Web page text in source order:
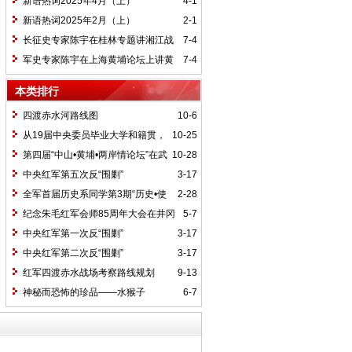
2-1
新语热词2025年2月（上）
7-4
长征史专家陈宇在桂林专题讲湘江战
役精神
7-4
军史专家陈宇在上海黄埔论坛上讲黄
埔精神与国家统一大业
本类排行
10-6
四渡赤水河路线图
10-25
从19届中央委员毕业大学和籍贯，
看当代中国文化区域积淀
10-28
第四届“中山•黄埔•两岸情论坛”在武
汉举行
3-17
中央红军第五次反“围剿”
2-28
全军首届历史系同学第3期“历史•使
命”论坛纪要
5-7
纪念朱毛红军会师85周年大会在井冈
山召开
3-17
中央红军第一次反“围剿”
3-17
中央红军第二次反“围剿”
9-13
红军四渡赤水战场考察路线规划
6-7
神秘而恐怖的珍品——水猴子